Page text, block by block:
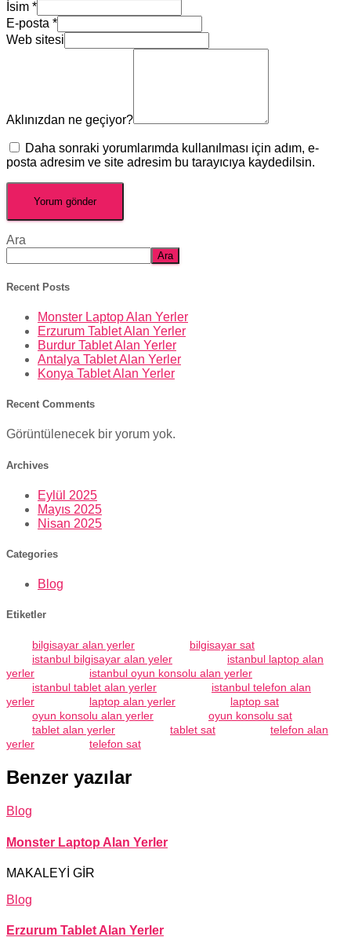
İsim *
E-posta *
Web sitesi
Aklınızdan ne geçiyor?
Daha sonraki yorumlarımda kullanılması için adım, e-
posta adresim ve site adresim bu tarayıcıya kaydedilsin.
Ara
Ara
Recent Posts
Monster Laptop Alan Yerler
Erzurum Tablet Alan Yerler
Burdur Tablet Alan Yerler
Antalya Tablet Alan Yerler
Konya Tablet Alan Yerler
Recent Comments
Görüntülenecek bir yorum yok.
Archives
Eylül 2025
Mayıs 2025
Nisan 2025
Categories
Blog
Etiketler
bilgisayar alan yerler
bilgisayar sat
istanbul bilgisayar alan yeler
istanbul laptop alan
yerler
istanbul oyun konsolu alan yerler
istanbul tablet alan yerler
istanbul telefon alan
yerler
laptop alan yerler
laptop sat
oyun konsolu alan yerler
oyun konsolu sat
tablet alan yerler
tablet sat
telefon alan
yerler
telefon sat
Benzer yazılar
Blog
Monster Laptop Alan Yerler
MAKALEYİ GİR
Blog
Erzurum Tablet Alan Yerler